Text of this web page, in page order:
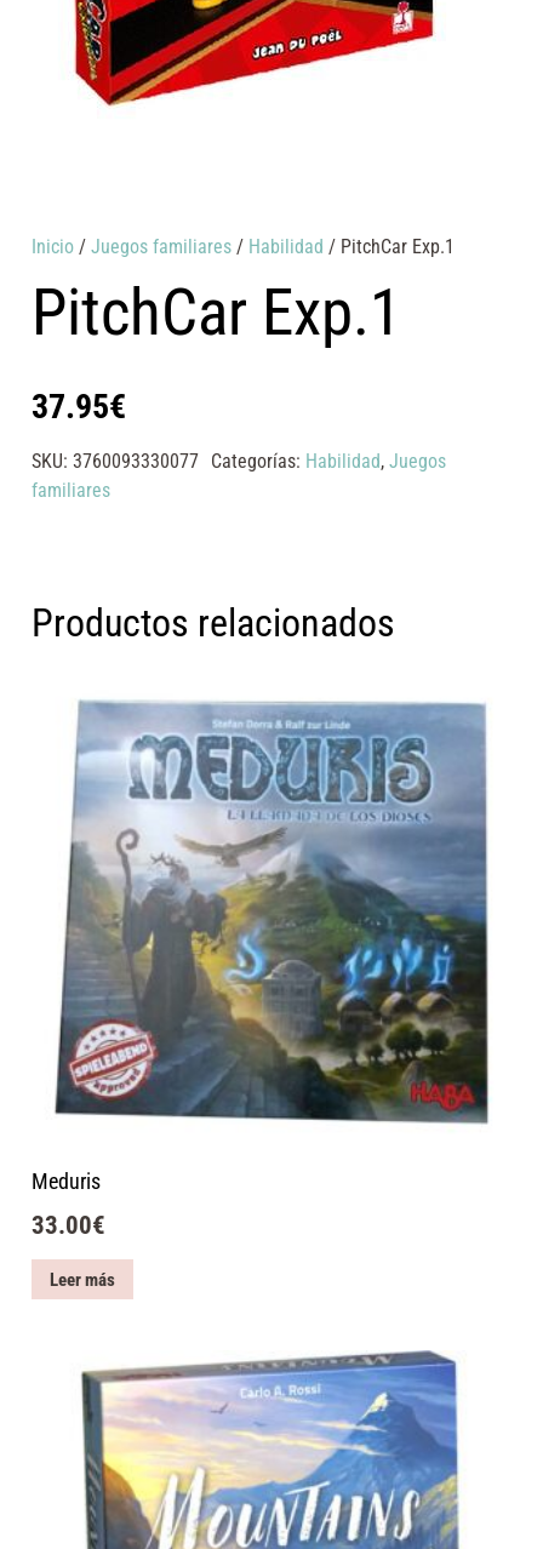
Inicio /Juegos familiares / Habilidad / PitchCar Exp.1
PitchCar Exp.1
37.95€
SKU:3760093330077 Categorías: Habilidad, Juegos
familiares
Productos relacionados
Meduris
33.00€
Leer más